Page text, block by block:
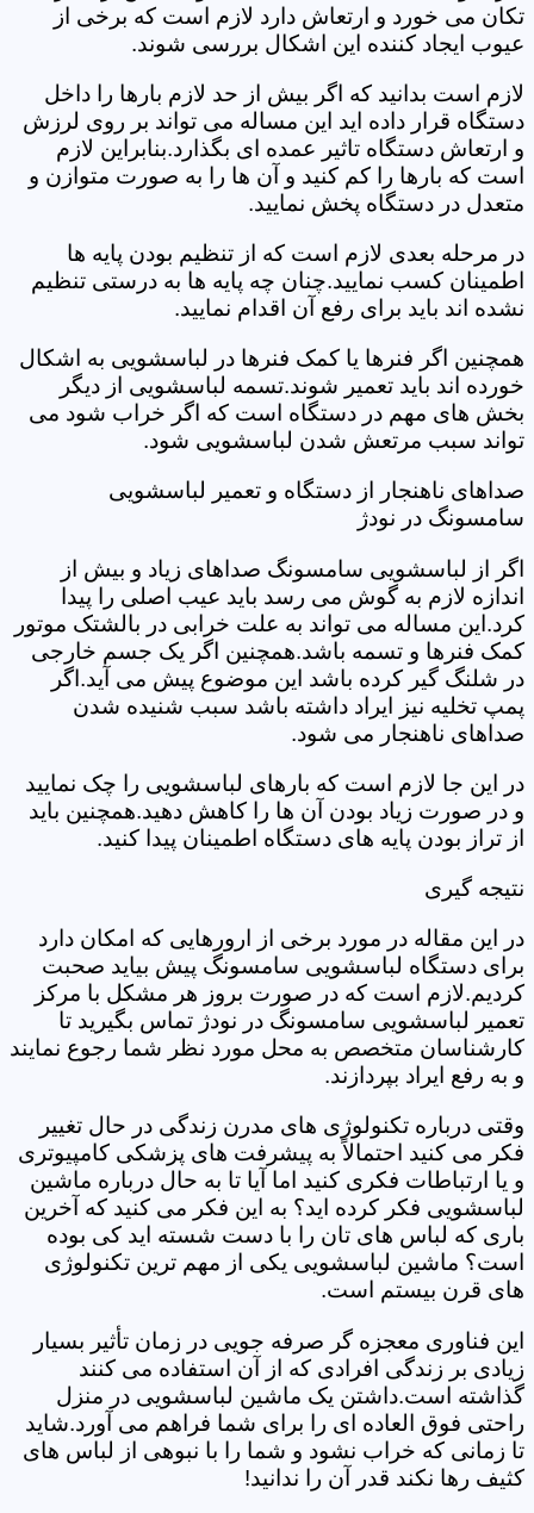
تکان می خورد و ارتعاش دارد لازم است که برخی از
عیوب ایجاد کننده این اشکال بررسی شوند.
لازم است بدانید که اگر بیش از حد لازم بارها را داخل
دستگاه قرار داده اید این مساله می تواند بر روی لرزش
و ارتعاش دستگاه تاثیر عمده ای بگذارد.بنابراین لازم
است که بارها را کم کنید و آن ها را به صورت متوازن و
متعدل در دستگاه پخش نمایید.
در مرحله بعدی لازم است که از تنظیم بودن پایه ها
اطمینان کسب نمایید.چنان چه پایه ها به درستی تنظیم
نشده اند باید برای رفع آن اقدام نمایید.
همچنین اگر فنرها یا کمک فنرها در لباسشویی به اشکال
خورده اند باید تعمیر شوند.تسمه لباسشویی از دیگر
بخش های مهم در دستگاه است که اگر خراب شود می
تواند سبب مرتعش شدن لباسشویی شود.
صداهای ناهنجار از دستگاه و تعمیر لباسشویی
سامسونگ در نودژ
اگر از لباسشویی سامسونگ صداهای زیاد و بیش از
اندازه لازم به گوش می رسد باید عیب اصلی را پیدا
کرد.این مساله می تواند به علت خرابی در بالشتک موتور
کمک فنرها و تسمه باشد.همچنین اگر یک جسم خارجی
در شلنگ گیر کرده باشد این موضوع پیش می آید.اگر
پمپ تخلیه نیز ایراد داشته باشد سبب شنیده شدن
صداهای ناهنجار می شود.
در این جا لازم است که بارهای لباسشویی را چک نمایید
و در صورت زیاد بودن آن ها را کاهش دهید.همچنین باید
از تراز بودن پایه های دستگاه اطمینان پیدا کنید.
نتیجه گیری
در این مقاله در مورد برخی از ارورهایی که امکان دارد
برای دستگاه لباسشویی سامسونگ پیش بیاید صحبت
کردیم.لازم است که در صورت بروز هر مشکل با مرکز
تعمیر لباسشویی سامسونگ در نودژ تماس بگیرید تا
کارشناسان متخصص به محل مورد نظر شما رجوع نمایند
و به رفع ایراد بپردازند.
وقتی درباره تکنولوژی های مدرن زندگی در حال تغییر
فکر می کنید احتمالاً به پیشرفت های پزشکی کامپیوتری
و یا ارتباطات فکری کنید اما آیا تا به حال درباره ماشین
لباسشویی فکر کرده اید؟ به این فکر می کنید که آخرین
باری که لباس های تان را با دست شسته اید کی بوده
است؟ ماشین لباسشویی یکی از مهم ترین تکنولوژی
های قرن بیستم است.
این فناوری معجزه گر صرفه جویی در زمان تأثیر بسیار
زیادی بر زندگی افرادی که از آن استفاده می کنند
گذاشته است.داشتن یک ماشین لباسشویی در منزل
راحتی فوق العاده ای را برای شما فراهم می آورد.شاید
تا زمانی که خراب نشود و شما را با نبوهی از لباس های
کثیف رها نکند قدر آن را ندانید!